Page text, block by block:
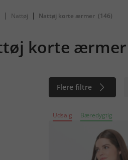
| Nattøj | Nattøj korte ærmer (146)
korte ærmer
Flere filtre
Udsalg Bæredygtig